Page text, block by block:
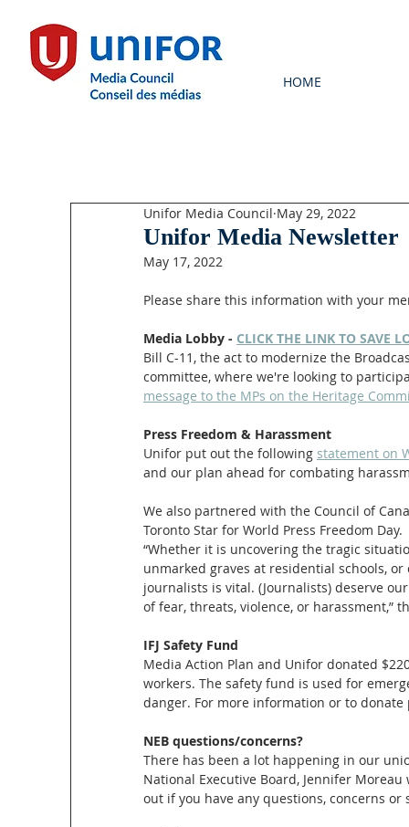
HOME
Unifor Media Newsletter
Unifor Media Council May 29, 2022
May 17, 2022
Please share this information with your
Media Lobby - CLICK THE LINK TO SAVE
Bill C-11, the act to modernize the
committee, where we're looking to
message to the MPs on the Heritage
Press Freedom & Harassment
Unifor put out the following statement on
and our plan ahead for combating
We also partnered with the Council of
Toronto Star for World Press Freedom Day.
“Whether it is uncovering the tragic
unmarked graves at residential schools,
journalists is vital. (Journalists) deserve
of fear, threats, violence, or harassment,”
IFJ Safety Fund
Media Action Plan and Unifor donated
workers. The safety fund is used for
danger. For more information or to
NEB questions/concerns?
There has been a lot happening in our
National Executive Board, Jennifer
out if you have any questions, concerns or